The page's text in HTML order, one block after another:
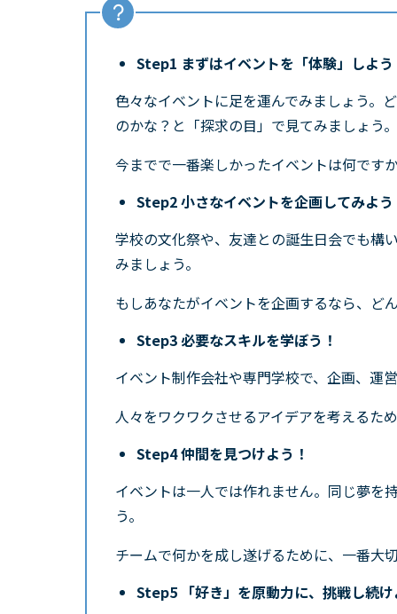
Step1 まずはイベントを「体験」しよ
色々なイベントに足を運んでみましょう。
のかな？と「探求の目」で見てみましょう。
今までで一番楽しかったイベントは何です
Step2 小さなイベントを企画してみよ
学校の文化祭や、友達との誕生日会でも構
みましょう。
もしあなたがイベントを企画するなら、ど
Step3 必要なスキルを学ぼう！
イベント制作会社や専門学校で、企画、運
人々をワクワクさせるアイデアを考えるた
Step4 仲間を見つけよう！
イベントは一人では作れません。同じ夢を
う。
チームで何かを成し遂げるために、一番大
Step5 「好き」を原動力に、挑戦し続